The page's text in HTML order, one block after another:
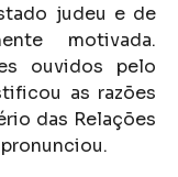
judeu e de
motivada.
ouvidos pelo
as razões
das Relações